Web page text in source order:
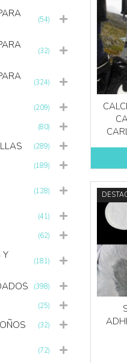
(54)
(32)
(324)
(209)
(80)
(289)
(189)
(128)
(41)
(62)
Y
(181)
(398)
(25)
(32)
(72)